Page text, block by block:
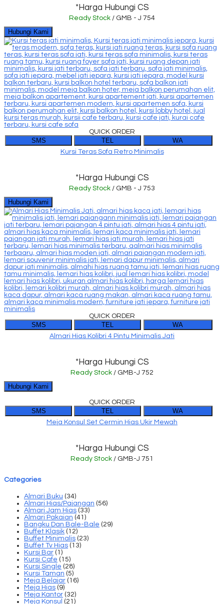
*Harga Hubungi CS
Ready Stock / GMB - J 754
Hubungi Kami
QUICK ORDER
SMS TEL WA
Kursi Teras Sofa Retro Minimalis
*Harga Hubungi CS
Ready Stock / GMB - J 753
Hubungi Kami
QUICK ORDER
SMS TEL WA
Almari Hias Kolibri 4 Pintu Minimalis Jati
*Harga Hubungi CS
Ready Stock / GMB-J 752
Hubungi Kami
QUICK ORDER
SMS TEL WA
Meja Konsul Set Cermin Hias Ukir Mewah
*Harga Hubungi CS
Ready Stock / GMB-J 751
Categories
Almari Buku (34)
Almari Hias/Pajangan (56)
Almari Jam Hias (33)
Almari Pakaian (41)
Bangku Dan Bale-Bale (29)
Buffet Klasik (12)
Buffet Minimalis (23)
Buffet Tv Hias (13)
Kursi Bar (1)
Kursi Cafe (15)
Kursi Single (28)
Kursi Taman (5)
Meja Belajar (16)
Meja Hias (9)
Meja Kantor (32)
Meja Konsul (21)